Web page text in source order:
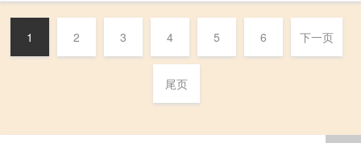
1 2 3 4 5 6 下一页
尾页